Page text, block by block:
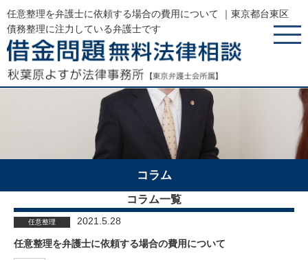
任意整理を弁護士に依頼する場合の費用について ｜東京都台東区
債務整理に注力している弁護士です
コラム
コラム一覧
任意整理 2021.5.28
任意整理を弁護士に依頼する場合の費用について